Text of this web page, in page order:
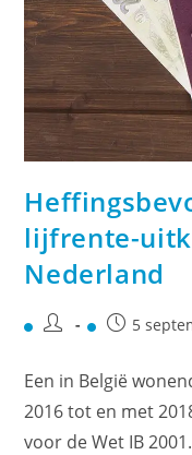
lijfrente-
Nederland
5
Een in België
2016 tot en met
voor de Wet IB